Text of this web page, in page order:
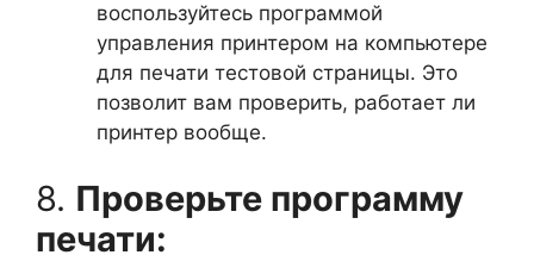
воспользуйтесь программой
управления принтером на компьютере
для печати тестовой страницы. Это
позволит вам проверить, работает ли
принтер вообще.
8. Проверьте программу
печати: